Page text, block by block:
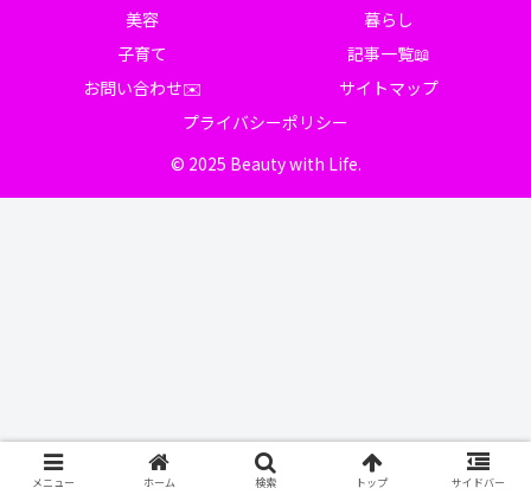
美容
暮らし
子育て
記事一覧📖
お問い合わせ✉️
サイトマップ
プライバシーポリシー
© 2025 Beauty with Life.
メニュー ホーム 検索 トップ サイドバー